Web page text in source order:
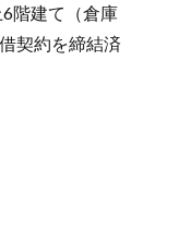
階建て（倉庫
契約を締結済